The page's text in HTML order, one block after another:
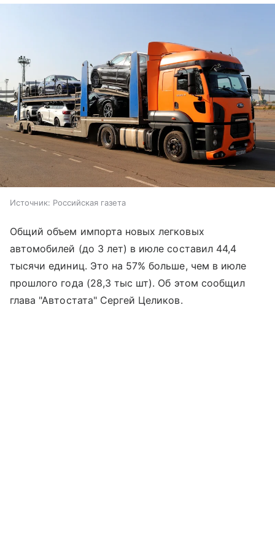
Источник: Российская газета
Общий объем импорта новых легковых
автомобилей (до 3 лет) в июле составил 44,4
тысячи единиц. Это на 57% больше, чем в июле
прошлого года (28,3 тыс шт). Об этом сообщил
глава "Автостата" Сергей Целиков.